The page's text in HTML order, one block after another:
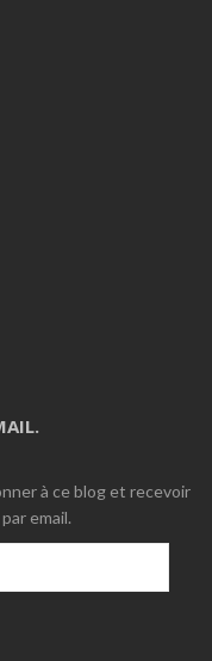
à ce blog et recevoir
email.